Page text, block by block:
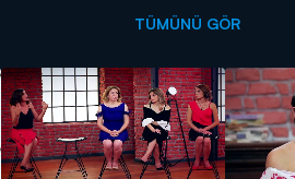
TÜMÜNÜ GÖR